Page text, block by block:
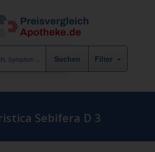
Filter
Sebifera D 3